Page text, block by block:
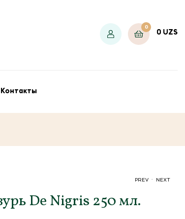
0
0 UZS
Контакты
PREV NEXT
De Nigris 250 мл.